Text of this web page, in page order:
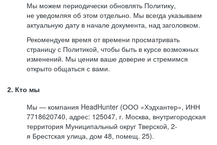
Мы можем периодически обновлять Политику,
не уведомляя об этом отдельно. Мы всегда указываем
актуальную дату в начале документа, над заголовком.
Рекомендуем время от времени просматривать
страницу с Политикой, чтобы быть в курсе возможных
изменений. Мы ценим ваше доверие и стремимся
открыто общаться с вами.
2. Кто мы
Мы — компания HeadHunter (ООО «Хэдхантер», ИНН
7718620740, адрес: 125047, г. Москва, внутригородская
территория Муниципальный округ Тверской, 2-
я Брестская улица, дом 48, помещ. 25).